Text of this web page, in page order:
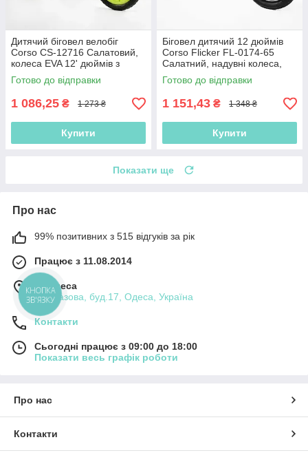
Дитячий біговел велобіг
Corso CS-12716 Салатовий,
колеса EVA 12' дюймів з
нейлоновою рамою та
вилкою
Готово до відправки
1 086,25 ₴ 1 273 ₴
Купити
Біговел дитячий 12 дюймів
Corso Flicker FL-0174-65
Салатний, надувні колеса,
нейлонова рама, Велобіг
Готово до відправки
1 151,43 ₴ 1 348 ₴
Купити
Показати ще
Про нас
99% позитивних з 515 відгуків за рік
Працює з 11.08.2014
м. Одеса
вул.Базова, буд.17, Одеса, Україна
Контакти
Сьогодні працює з 09:00 до 18:00
Показати весь графік роботи
Про нас
Контакти
КНОПКА
ЗВ'ЯЗКУ